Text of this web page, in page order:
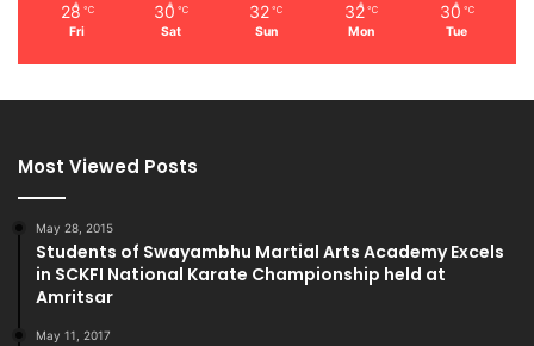
28 ℃
Fri
30 ℃
Sat
32 ℃
Sun
32 ℃
Mon
30 ℃
Tue
Most Viewed Posts
May 28, 2015
Students of Swayambhu Martial Arts Academy Excels
in SCKFI National Karate Championship held at
Amritsar
May 11, 2017